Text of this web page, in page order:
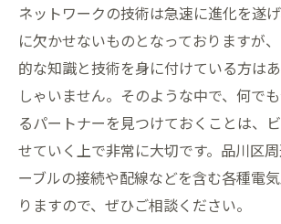
ネットワークの技術は急速に進化を遂
に欠かせないものとなっておりますが
的な知識と技術を身に付けている方は
しゃいません。そのような中で、何で
るパートナーを見つけておくことは、
せていく上で非常に大切です。品川区
ーブルの接続や配線などを含む各種電
りますので、ぜひご相談ください。